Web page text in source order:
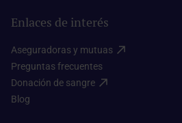
Enlaces de interés
Aseguradoras y mutuas​
Preguntas frecuentes​
Donación de sangre​
Blog​